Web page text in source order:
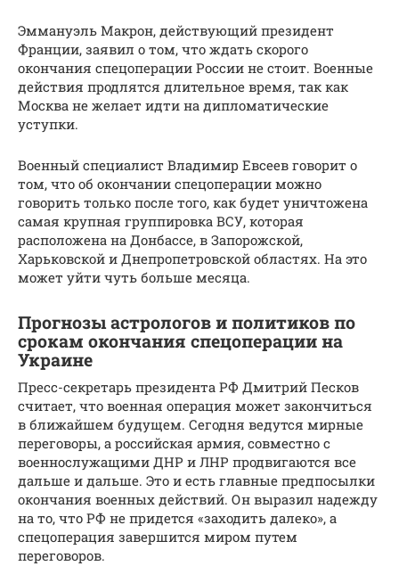
Эммануэль Макрон, действующий президент
Франции, заявил о том, что ждать скорого
окончания спецоперации России не стоит. Военные
действия продлятся длительное время, так как
Москва не желает идти на дипломатические
уступки.
Военный специалист Владимир Евсеев говорит о
том, что об окончании спецоперации можно
говорить только после того, как будет уничтожена
самая крупная группировка ВСУ, которая
расположена на Донбассе, в Запорожской,
Харьковской и Днепропетровской областях. На это
может уйти чуть больше месяца.
Прогнозы астрологов и политиков по
срокам окончания спецоперации на
Украине
Пресс-секретарь президента РФ Дмитрий Песков
считает, что военная операция может закончиться
в ближайшем будущем. Сегодня ведутся мирные
переговоры, а российская армия, совместно с
военнослужащими ДНР и ЛНР продвигаются все
дальше и дальше. Это и есть главные предпосылки
окончания военных действий. Он выразил надежду
на то, что РФ не придется «заходить далеко», а
спецоперация завершится миром путем
переговоров.